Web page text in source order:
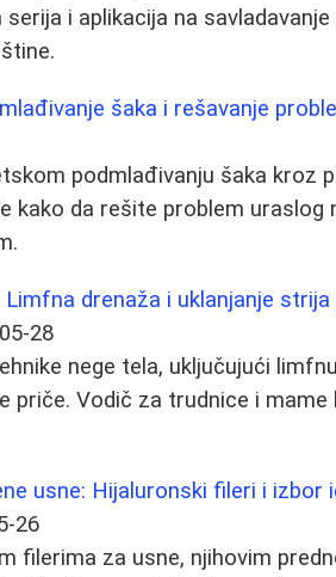
i aplikacija na
šaka i rešavanje
podmlađivanju šaka kroz
kako da rešite problem
drenaža i uklanjanje
28
nege tela, uključujući
priče. Vodič za trudnice i
usne: Hijaluronski fileri i izbor
26
filerima za usne, njihovim